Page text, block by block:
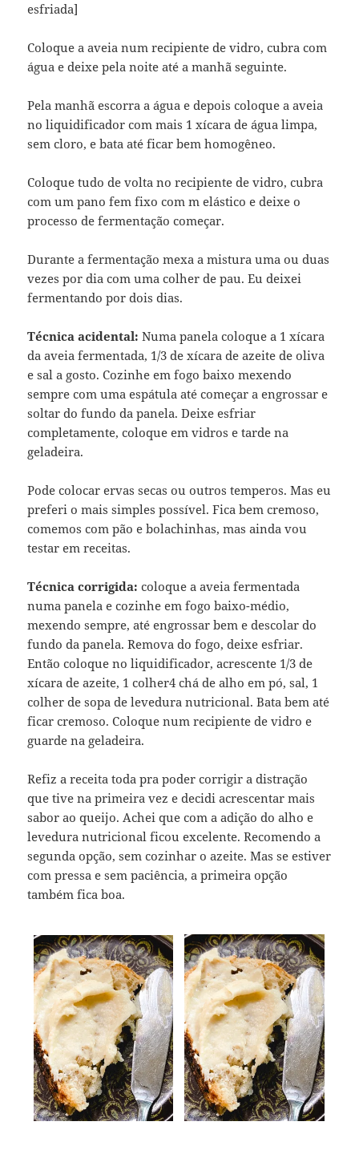
esfriada]
Coloque a aveia num recipiente de vidro, cubra com
água e deixe pela noite até a manhã seguinte.
Pela manhã escorra a água e depois coloque a aveia
no liquidificador com mais 1 xícara de água limpa,
sem cloro, e bata até ficar bem homogêneo.
Coloque tudo de volta no recipiente de vidro, cubra
com um pano fem fixo com m elástico e deixe o
processo de fermentação começar.
Durante a fermentação mexa a mistura uma ou duas
vezes por dia com uma colher de pau. Eu deixei
fermentando por dois dias.
Técnica acidental: Numa panela coloque a 1 xícara
da aveia fermentada, 1/3 de xícara de azeite de oliva
e sal a gosto. Cozinhe em fogo baixo mexendo
sempre com uma espátula até começar a engrossar e
soltar do fundo da panela. Deixe esfriar
completamente, coloque em vidros e tarde na
geladeira.
Pode colocar ervas secas ou outros temperos. Mas eu
preferi o mais simples possível. Fica bem cremoso,
comemos com pão e bolachinhas, mas ainda vou
testar em receitas.
Técnica corrigida: coloque a aveia fermentada
numa panela e cozinhe em fogo baixo-médio,
mexendo sempre, até engrossar bem e descolar do
fundo da panela. Remova do fogo, deixe esfriar.
Então coloque no liquidificador, acrescente 1/3 de
xícara de azeite, 1 colher4 chá de alho em pó, sal, 1
colher de sopa de levedura nutricional. Bata bem até
ficar cremoso. Coloque num recipiente de vidro e
guarde na geladeira.
Refiz a receita toda pra poder corrigir a distração
que tive na primeira vez e decidi acrescentar mais
sabor ao queijo. Achei que com a adição do alho e
levedura nutricional ficou excelente. Recomendo a
segunda opção, sem cozinhar o azeite. Mas se estiver
com pressa e sem paciência, a primeira opção
também fica boa.